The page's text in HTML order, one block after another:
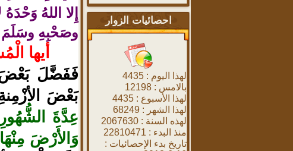
احصائيات الزوار
لهذا اليوم : 4435
بالامس : 12198
لهذا الأسبوع : 4435
لهذا الشهر : 68249
لهذه السنة : 2067630
منذ البدء : 22810471
تاريخ بدء الإحصائيات :
إِلا اللهُ
وصَحْبِهِ وسَلَمَ
أيها
فَفَضَّلَ
بَعْضَ
عِدَّةَ
وَالأَرْضَ